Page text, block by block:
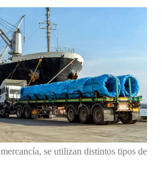
se utilizan distintos tipos de